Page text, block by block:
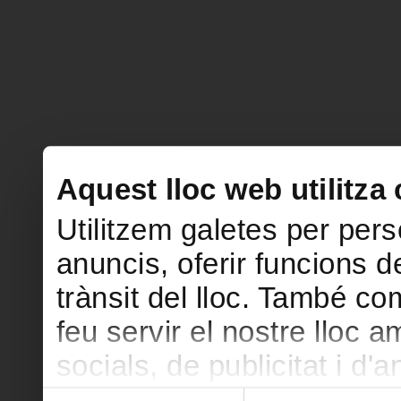
Aquest lloc web utilitza
Utilitzem galetes per
anuncis, oferir funcions
trànsit del lloc. També
feu servir el nostre lloc
socials, de publicitat i